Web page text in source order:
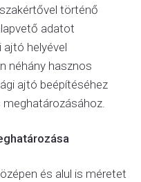
történő
adatot
ajtó helyével
néhány hasznos
ajtó beépítéséhez
és alul is méretet